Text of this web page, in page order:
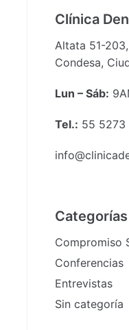
Clínica
Altata 51-
Condesa,
Lun – Sáb: 9
Tel.: 55 5273
Categorías
Compromiso
Conferencias
Entrevistas
Sin categoría